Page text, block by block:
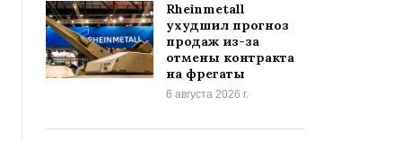
Rheinmetall
ухудшил прогноз
продаж из-за
отмены контракта
на фрегаты
6 августа 2026 г.